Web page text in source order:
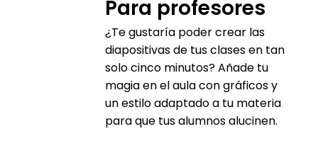
Para profesores
¿Te gustaría poder crear las
diapositivas de tus clases en tan
solo cinco minutos? Añade tu
magia en el aula con gráficos y
un estilo adaptado a tu materia
para que tus alumnos alucinen.